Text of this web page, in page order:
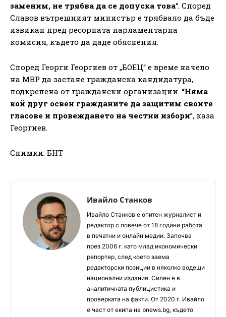
заменим, не трябва да се допуска това“. Според
Славов вътрешният министър е трябвало да бъде
извикан пред ресорната парламентарна
комисия, където да даде обяснения.
Според Георги Георгиев от „БОЕЦ“ е време начело
на МВР да застане гражданска кандидатура,
подкрепена от граждански организации. “Няма
кой друг освен гражданите да защитим своите
гласове и провеждането на честни избори”, каза
Георгиев.
Снимки: БНТ
Ивайло Станков
Ивайло Станков е опитен журналист и
редактор с повече от 18 години работа
в печатни и онлайн медии. Започва
през 2006 г. като млад икономически
репортер, след което заема
редакторски позиции в няколко водещи
национални издания. Силен е в
аналитичната публицистика и
проверката на факти. От 2020 г. Ивайло
е част от екипа на bnews.bg, където